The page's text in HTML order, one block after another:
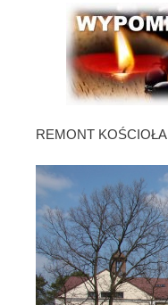
REMONT KOŚCIOŁA